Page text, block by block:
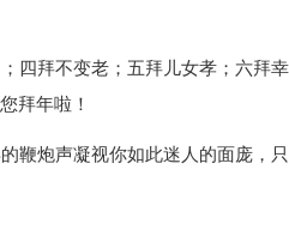
四拜不变老；五拜儿女孝；六拜
拜年啦！
鞭炮声凝视你如此迷人的面庞，